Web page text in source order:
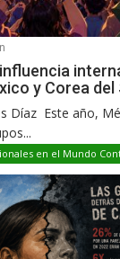
y Corea del
Díaz Este año,
en el Mundo